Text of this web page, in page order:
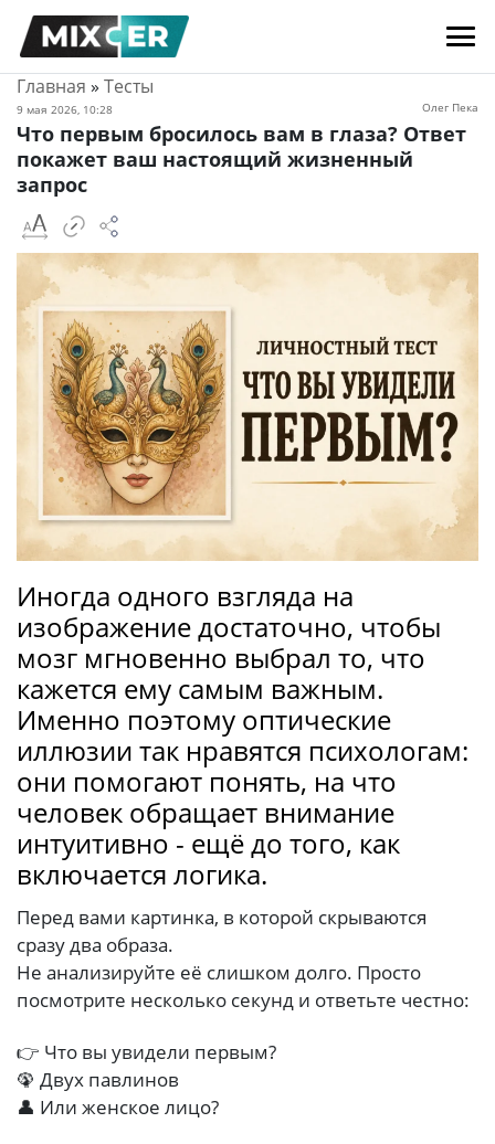
Главная » Тесты
9 мая 2026, 10:28 Олег Пека
Что первым бросилось вам в глаза? Ответ
покажет ваш настоящий жизненный
запрос
Иногда одного взгляда на
изображение достаточно, чтобы
мозг мгновенно выбрал то, что
кажется ему самым важным.
Именно поэтому оптические
иллюзии так нравятся психологам:
они помогают понять, на что
человек обращает внимание
интуитивно - ещё до того, как
включается логика.
Перед вами картинка, в которой скрываются
сразу два образа.
Не анализируйте её слишком долго. Просто
посмотрите несколько секунд и ответьте честно:
👉 Что вы увидели первым?
🦚 Двух павлинов
👤 Или женское лицо?